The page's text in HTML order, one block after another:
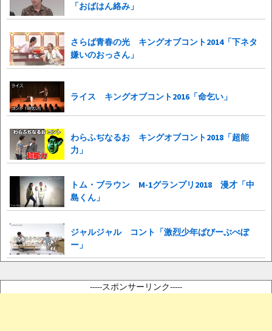
「おばはん絡み」
さらば青春の光 キングオブコント2014「下ネタ
嫌いのおっさん」
ライス キングオブコント2016「命乞い」
わらふぢなるお キングオブコント2018「超能
力」
トム・ブラウン M-1グランプリ2018 漫才「中
島くん」
ジャルジャル コント「激烈少年ばびーぶべぼ
ー」
-----スポンサーリンク-----